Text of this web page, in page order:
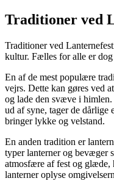
Traditioner ved
Traditioner ved
kultur. Fælles for alle er
En af de mest populære
vejrs. Dette kan gøres ved
og lade den svæve i
ud af syne, tager de dårlige
bringer lykke og velstand.
En anden tradition er
typer lanterner og bevæger
atmosfære af fest og glæde,
lanterner oplyse